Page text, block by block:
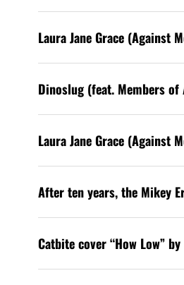
Laura Jane Grace
Dinoslug (feat. Members
Laura Jane Grace
After ten years, the Mikey
Catbite cover “How Low”